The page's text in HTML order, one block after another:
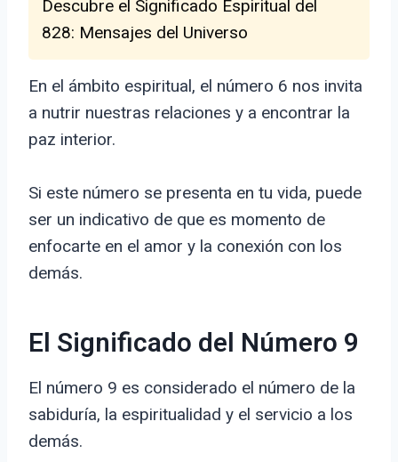
Descubre el Significado Espiritual del
828: Mensajes del Universo
En el ámbito espiritual, el número 6 nos invita
a nutrir nuestras relaciones y a encontrar la
paz interior.
Si este número se presenta en tu vida, puede
ser un indicativo de que es momento de
enfocarte en el amor y la conexión con los
demás.
El Significado del Número 9
El número 9 es considerado el número de la
sabiduría, la espiritualidad y el servicio a los
demás.